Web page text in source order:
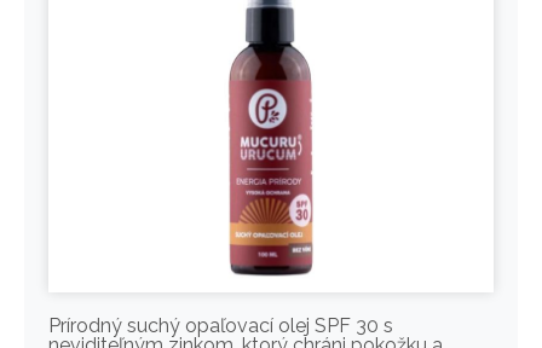
Prírodný suchý opaľovací olej SPF 30 s